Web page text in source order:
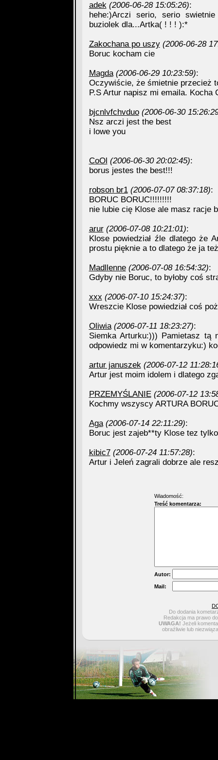
adek (2006-06-28 15:05:26):
hehe:)Arczi serio, serio
buziolek dla...Artka( ! ! ! ):*
Zakochana po uszy (2006-06-28
Boruc kocham cie
Magda (2006-06-29 10:23:59):
Oczywiście, że śmietnie przecież
P.S Artur napisz mi emaila. Kocha
bjcnlvfchvduo (2006-06-30
Nsz arczi jest the best
i lowe you
CoOl (2006-06-30 20:02:45):
borus jestes the best!!!
robson br1 (2006-07-07 08:37:18):
BORUC BORUC!!!!!!!!!
nie lubie cię Klose ale masz racje
arur (2006-07-08 10:21:01):
Klose powiedział źle dlatego że
prostu pięknie a to dlatego że ja
Madllenne (2006-07-08 16:54:32):
Gdyby nie Boruc, to byłoby coś
xxx (2006-07-10 15:24:37):
Wreszcie Klose powiedział coś
Oliwia (2006-07-11 18:23:27):
Siemka Arturku:))) Pamietasz tą
odpowiedz mi w komentarzyku:)
artur januszek (2006-07-12
Artur jest moim idolem i dlatego
PRZEMYŚLANIE (2006-07-12
Kochmy wszyscy ARTURA
Aga (2006-07-14 22:11:29):
Boruc jest zajeb**ty Klose tez
kibic7 (2006-07-24 11:57:28):
Artur i Jeleń zagrali dobrze ale
Wiadomość:
Treść komentarza:
Autor:
Mail:
Do dodania
Redakcja ma prawo
UWAGA! Jeżeli
obraźliwie lub